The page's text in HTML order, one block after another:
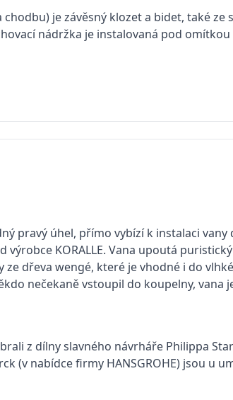
je závěsný klozet a bidet, také ze
nádržka je instalovaná pod
pravý úhel, přímo vybízí k instalaci
výrobce KORALLE. Vana upoutá
ze dřeva wengé, které je vhodné i do
nečekaně vstoupil do koupelny, vana
z dílny slavného návrháře Philippa
(v nabídce firmy HANSGROHE) jsou u